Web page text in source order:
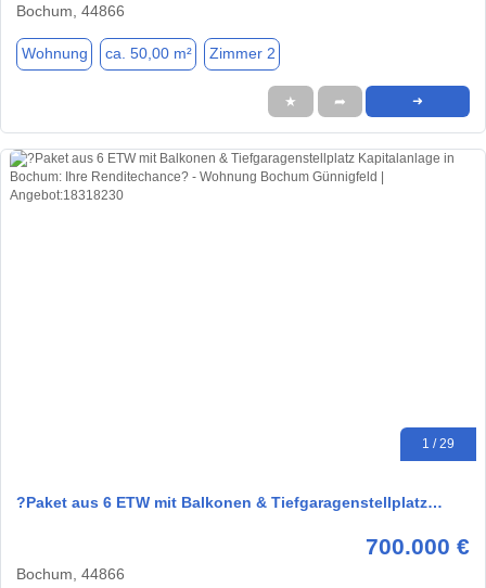
Bochum, 44866
Wohnung ca. 50,00 m² Zimmer 2
★ ➦ ➜
1 / 29
?Paket aus 6 ETW mit Balkonen & Tiefgaragenstellplatz…
700.000 €
Bochum, 44866